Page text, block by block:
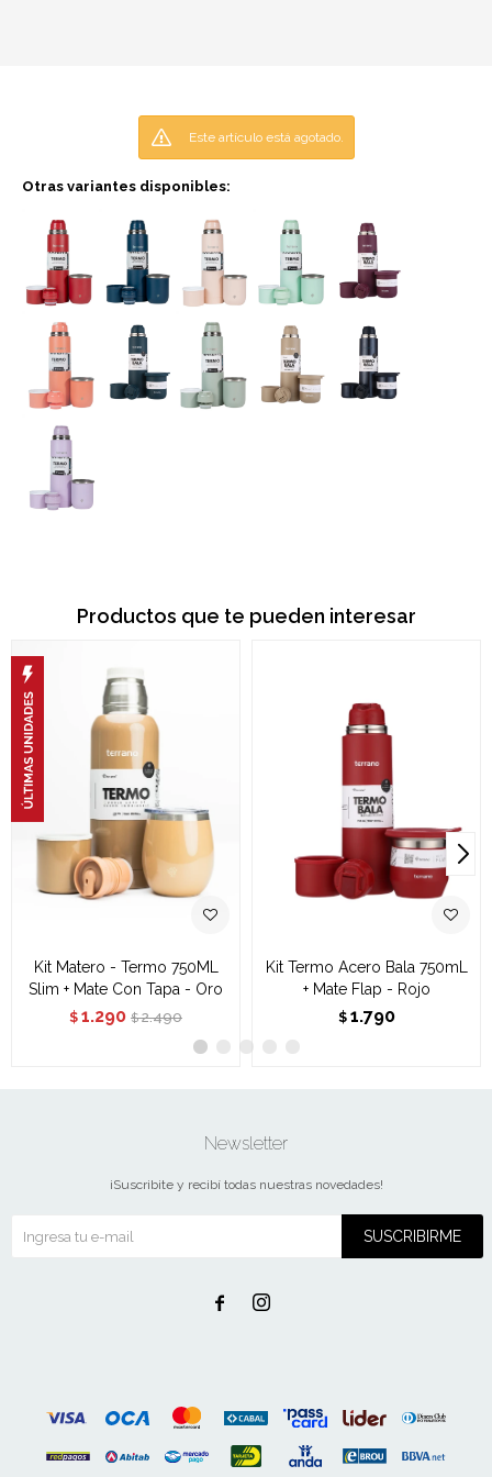
Este artículo está agotado.
Otras variantes disponibles:
Productos que te pueden interesar
Kit Matero - Termo 750ML
Slim + Mate Con Tapa - Oro
$ 1.290 $ 2.490
Kit Termo Acero Bala 750mL
+ Mate Flap - Rojo
$ 1.790
Newsletter
¡Suscribite y recibí todas nuestras novedades!
SUSCRIBIRME
 